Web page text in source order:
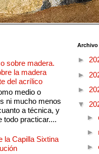
sobre madera.
la madera
del acrílico
medio o
ni mucho menos
a técnica, y
todo practicar....
la Capilla Sixtina
►
►
►
▼
►
►
►